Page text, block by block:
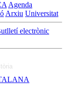
Agenda
Arxiu Universitat
electrònic